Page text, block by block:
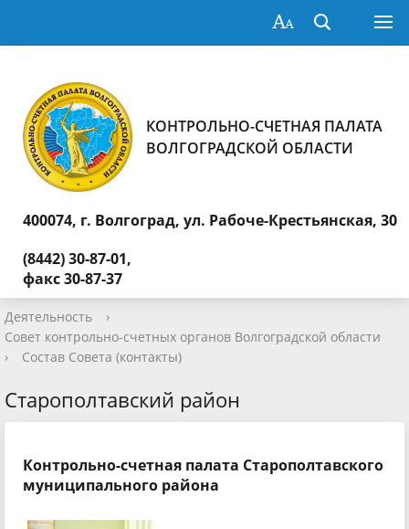
КОНТРОЛЬНО-СЧЕТНАЯ ПАЛАТА
ВОЛГОГРАДСКОЙ ОБЛАСТИ
400074, г. Волгоград, ул. Рабоче-Крестьянская, 30
(8442) 30-87-01,
факс 30-87-37
Деятельность
›
Совет контрольно-счетных органов Волгоградской области
›
Состав Совета (контакты)
Старополтавский район
Контрольно-счетная палата Старополтавского
муниципального района